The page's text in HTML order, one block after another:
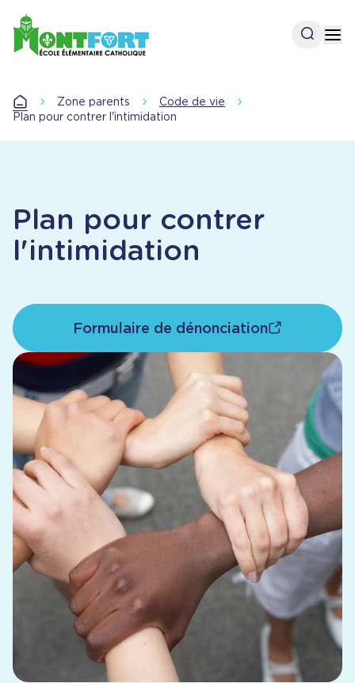
au
contenu
principal
Open
AccueilZone parents
Code de vie
Plan pour contrer l'intimidation
Plan pour contrer
l'intimidation
Formulaire de dénonciation